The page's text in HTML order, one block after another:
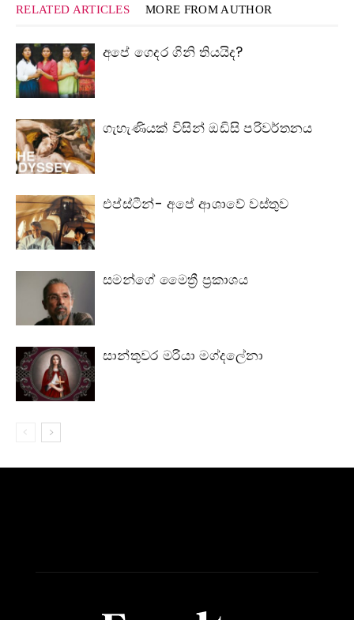
RELATED ARTICLES MORE FROM AUTHOR
අපේ ගෙදර ගිනි තියයිද?
ගැහැණියක් විසින් ඔඩිසි පරිවර්තනය
එප්ස්ටීන්- අපේ ආශාවේ වස්තුව
සමන්ගේ මෛත්‍රී ප්‍රකාශය
සාන්තුවර මරියා මග්දලේනා